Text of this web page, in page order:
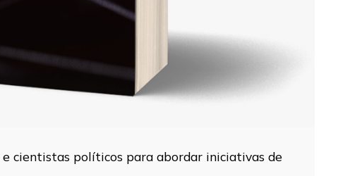
cientistas políticos para abordar iniciativas de